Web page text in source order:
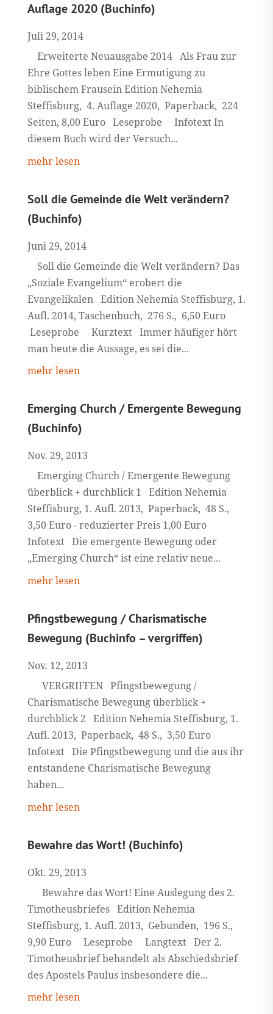
Auflage 2020 (Buchinfo)
Juli 29, 2014
Erweiterte Neuausgabe 2014 Als Frau zur
Ehre Gottes leben Eine Ermutigung zu
biblischem Frausein Edition Nehemia
Steffisburg, 4. Auflage 2020, Paperback, 224
Seiten, 8,00 Euro Leseprobe Infotext In
diesem Buch wird der Versuch...
mehr lesen
Soll die Gemeinde die Welt verändern?
(Buchinfo)
Juni 29, 2014
Soll die Gemeinde die Welt verändern? Das
„Soziale Evangelium“ erobert die
Evangelikalen Edition Nehemia Steffisburg, 1.
Aufl. 2014, Taschenbuch, 276 S., 6,50 Euro
Leseprobe Kurztext Immer häufiger hört
man heute die Aussage, es sei die...
mehr lesen
Emerging Church / Emergente Bewegung
(Buchinfo)
Nov. 29, 2013
Emerging Church / Emergente Bewegung
überblick + durchblick 1 Edition Nehemia
Steffisburg, 1. Aufl. 2013, Paperback, 48 S.,
3,50 Euro - reduzierter Preis 1,00 Euro
Infotext Die emergente Bewegung oder
„Emerging Church“ ist eine relativ neue...
mehr lesen
Pfingstbewegung / Charismatische
Bewegung (Buchinfo – vergriffen)
Nov. 12, 2013
VERGRIFFEN Pfingstbewegung /
Charismatische Bewegung überblick +
durchblick 2 Edition Nehemia Steffisburg, 1.
Aufl. 2013, Paperback, 48 S., 3,50 Euro
Infotext Die Pfingstbewegung und die aus ihr
entstandene Charismatische Bewegung
haben...
mehr lesen
Bewahre das Wort! (Buchinfo)
Okt. 29, 2013
Bewahre das Wort! Eine Auslegung des 2.
Timotheusbriefes Edition Nehemia
Steffisburg, 1. Aufl. 2013, Gebunden, 196 S.,
9,90 Euro Leseprobe Langtext Der 2.
Timotheusbrief behandelt als Abschiedsbrief
des Apostels Paulus insbesondere die...
mehr lesen